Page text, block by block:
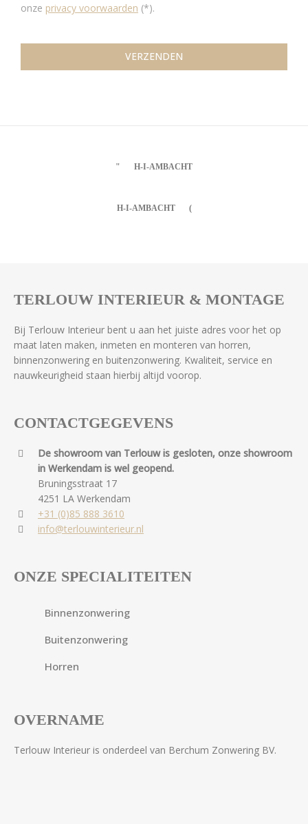
onze privacy voorwaarden (*).
H-I-AMBACHT
H-I-AMBACHT
TERLOUW INTERIEUR & MONTAGE
Bij Terlouw Interieur bent u aan het juiste adres voor het op
maat laten maken, inmeten en monteren van horren,
binnenzonwering en buitenzonwering. Kwaliteit, service en
nauwkeurigheid staan hierbij altijd voorop.
CONTACTGEGEVENS
De showroom van Terlouw is gesloten, onze showroom
in Werkendam is wel geopend.
Bruningsstraat 17
4251 LA Werkendam
+31 (0)85 888 3610
info@terlouwinterieur.nl
ONZE SPECIALITEITEN
Binnenzonwering
Buitenzonwering
Horren
OVERNAME
Terlouw Interieur is onderdeel van Berchum Zonwering BV.